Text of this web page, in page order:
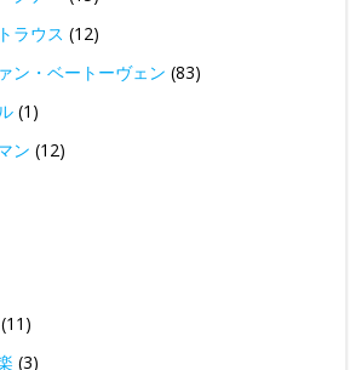
ラウス (12)
ン・ベートーヴェン (83)
(1)
ン (12)
(11)
(3)